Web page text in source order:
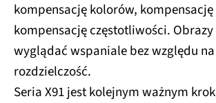
kompensację kolorów, kompensację
kompensację częstotliwości.
wyglądać wspaniale bez względu
rozdzielczość.
Seria X91 jest kolejnym ważnym